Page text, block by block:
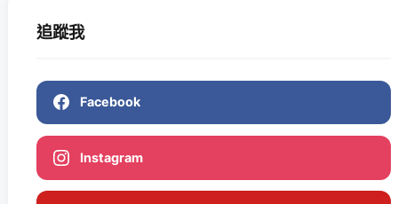
追蹤我
Facebook
Instagram